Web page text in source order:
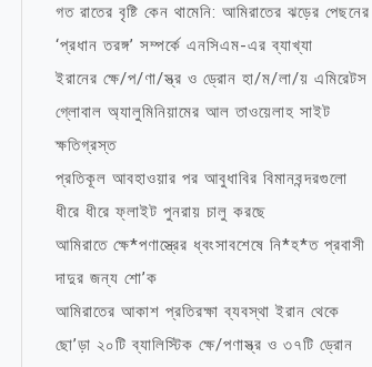
গত রাতের বৃষ্টি কেন থামেনি: আমিরাতের ঝড়ের পেছনের
‘প্রধান তরঙ্গ’ সম্পর্কে এনসিএম-এর ব্যাখ্যা
ইরানের ক্ষে/প/ণা/স্ত্র ও ড্রোন হা/ম/লা/য় এমিরেটস
গ্লোবাল অ্যালুমিনিয়ামের আল তাওয়েলাহ সাইট
ক্ষতিগ্রস্ত
প্রতিকূল আবহাওয়ার পর আবুধাবির বিমানবন্দরগুলো
ধীরে ধীরে ফ্লাইট পুনরায় চালু করছে
আমিরাতে ক্ষে*পণাস্ত্রের ধ্বংসাবশেষে নি*হ*ত প্রবাসী
দাদুর জন্য শো’ক
আমিরাতের আকাশ প্রতিরক্ষা ব্যবস্থা ইরান থেকে
ছো’ড়া ২০টি ব্যালিস্টিক ক্ষে/পণাস্ত্র ও ৩৭টি ড্রোন